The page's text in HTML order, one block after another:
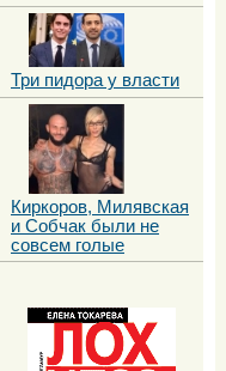
Три пидора у власти
Киркоров, Милявская
и Собчак были не
совсем голые